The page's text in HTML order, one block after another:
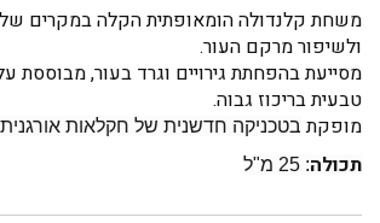
משחת קלנדולה הומאופתית הקלה במקרים
ולשיפור מרקם העור.
מסייעת בהפחתת גירויים וגרד בעור, מבוססת
טבעית בריכוז גבוה.
מופקת בטכניקה חדשנית של חקלאות אורגנית
תכולה: 25 מ"ל